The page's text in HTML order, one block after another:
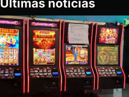
Últimas notícias